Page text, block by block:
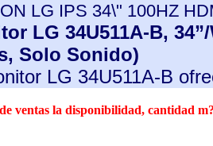
LG IPS 34\" 100HZ
LG 34U511A-B,
Solo Sonido)
LG 34U511A-B
ventas la disponibilidad, cantidad